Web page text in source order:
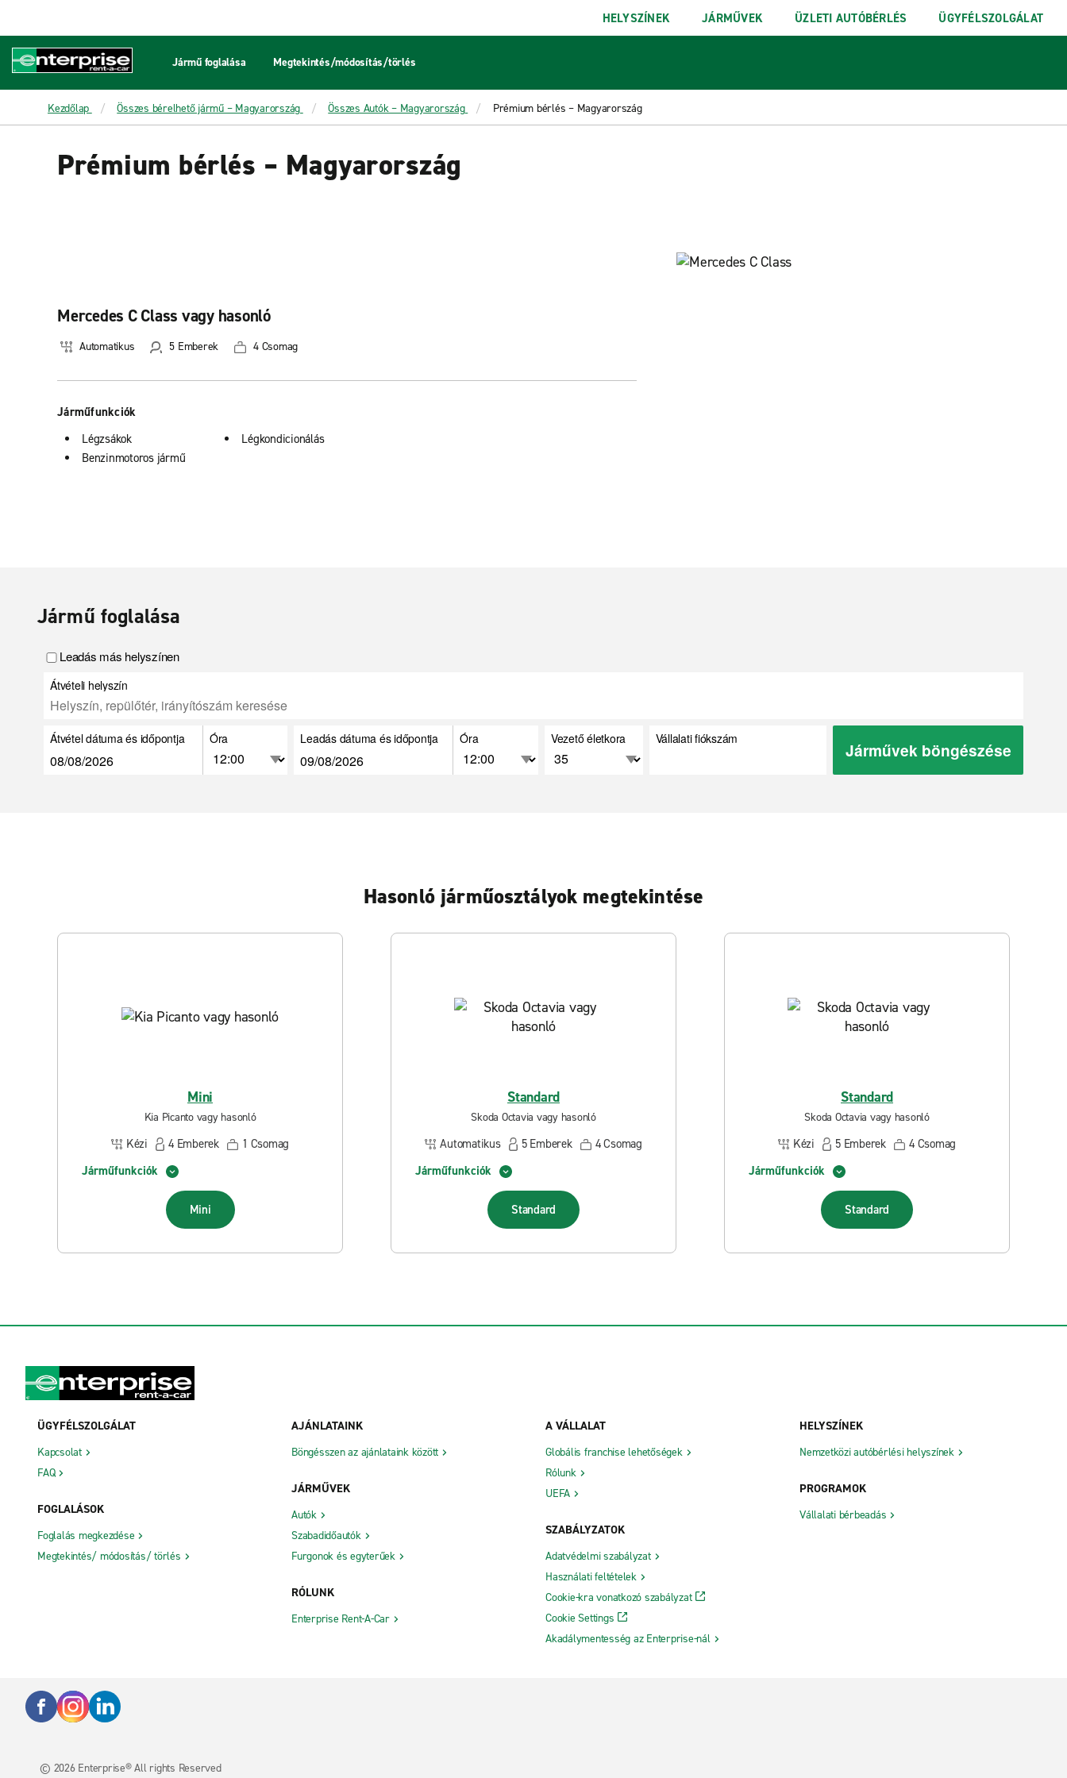
HELYSZÍNEK JÁRMŰVEK ÜZLETI AUTÓBÉRLÉS ÜGYFÉLSZOLGÁLAT
Jármű foglalása Megtekintés/módosítás/törlés
Kezdőlap Összes bérelhető jármű – Magyarország Összes Autók – Magyarország Prémium bérlés – Magyarország
Prémium bérlés – Magyarország
Mercedes C Class vagy hasonló
Automatikus 5 Emberek 4 Csomag
Járműfunkciók
Légzsákok
Benzinmotoros jármű
Légkondicionálás
Jármű foglalása
Leadás más helyszínen
Átvételi helyszín
Átvétel dátuma és időpontja Óra Leadás dátuma és időpontja Óra Vezető életkora Vállalati fiókszám
Járművek böngészése
Hasonló járműosztályok megtekintése
Mini
Kia Picanto vagy hasonló
Kézi 4 Emberek 1 Csomag
Járműfunkciók
Mini
Standard
Skoda Octavia vagy hasonló
Automatikus 5 Emberek 4Csomag
Járműfunkciók
Standard
Standard
Skoda Octavia vagy hasonló
Kézi 5 Emberek 4 Csomag
Járműfunkciók
Standard
ÜGYFÉLSZOLGÁLAT
Kapcsolat
FAQ
FOGLALÁSOK
Foglalás megkezdése
Megtekintés/ módosítás/ törlés
AJÁNLATAINK
Böngésszen az ajánlataink között
JÁRMŰVEK
Autók
Szabadidőautók
Furgonok és egyterűek
RÓLUNK
Enterprise Rent-A-Car
A VÁLLALAT
Globális franchise lehetőségek
Rólunk
UEFA
SZABÁLYZATOK
Adatvédelmi szabályzat
Használati feltételek
Cookie-kra vonatkozó szabályzat
Cookie Settings
Akadálymentesség az Enterprise-nál
HELYSZÍNEK
Nemzetközi autóbérlési helyszínek
PROGRAMOK
Vállalati bérbeadás
© 2026 Enterprise® All rights Reserved